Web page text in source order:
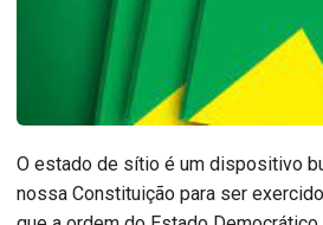
O estado de sítio é um dispositivo
nossa Constituição para ser